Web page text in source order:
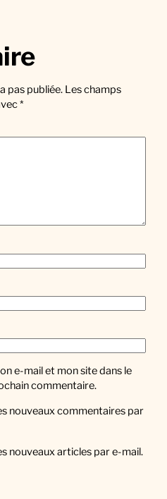
pas publiée. Les champs
*
e-mail et mon site dans le
commentaire.
nouveaux commentaires par
nouveaux articles par e-mail.